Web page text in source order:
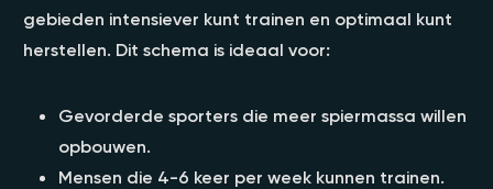
gebieden intensiever kunt trainen en optimaal kunt
herstellen. Dit schema is ideaal voor:
Gevorderde sporters die meer spiermassa willen
opbouwen.
Mensen die 4-6 keer per week kunnen trainen.